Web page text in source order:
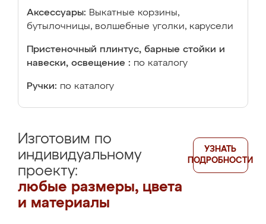
Аксессуары: Выкатные корзины,
бутылочницы, волшебные уголки, карусели
Пристеночный плинтус, барные стойки и
навески, освещение : по каталогу
Ручки: по каталогу
Изготовим по
индивидуальному
проекту:
любые размеры, цвета
и материалы
УЗНАТЬ
ПОДРОБНОСТИ